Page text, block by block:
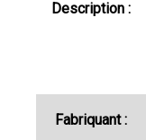
Description :
Fabriquant :